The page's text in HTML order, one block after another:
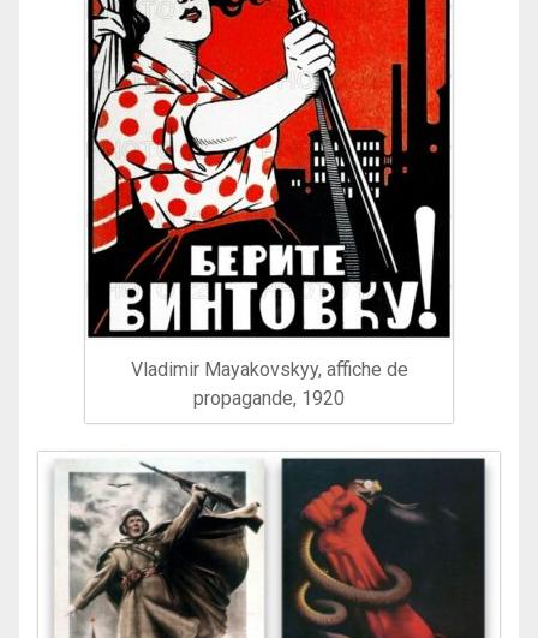
Vladimir Mayakovskyy, affiche de
propagande, 1920